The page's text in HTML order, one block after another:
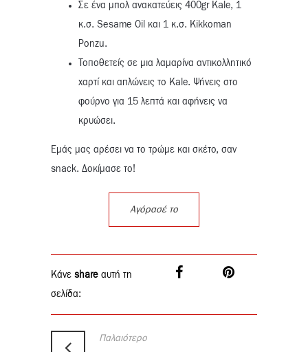
Σε ένα μπολ ανακατεύεις 400gr Kale, 1
κ.σ. Sesame Oil και 1 κ.σ. Kikkoman
Ponzu.
Τοποθετείς σε μια λαμαρίνα αντικολλητικό
χαρτί και απλώνεις το Kale. Ψήνεις στο
φούρνο για 15 λεπτά και αφήνεις να
κρυώσει.
Εμάς μας αρέσει να το τρώμε και σκέτο, σαν
snack. Δοκίμασε το!
Αγόρασέ το
Κάνε share αυτή τη
σελίδα:
Παλαιότερο